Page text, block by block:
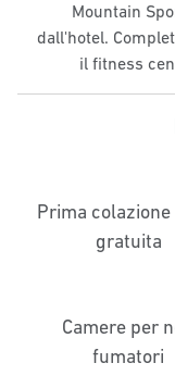
Mountain
dall'hotel.
il fitness
Prima colazione
gratuita
Camere per
fumatori